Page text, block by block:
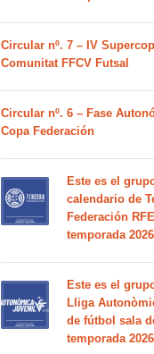
Circular nº. 7 – IV
Comunitat FFCV Futsal
Circular nº. 6 – Fase
Copa Federación
Este es el
calendario de
Federación
temporada
Este es el
Lliga
de fútbol sala
temporada